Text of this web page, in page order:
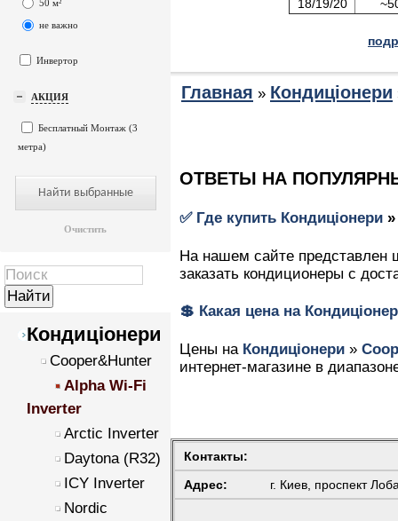
50 м²
не важно
Инвертор
АКЦИЯ
Бесплатный Монтаж (3
метра)
Очистить
Кондиціонери
Cooper&Hunter
Alpha Wi-Fi
Inverter
Arctic Inverter
Daytona (R32)
ICY Inverter
Nordic
18/19/20
Главная » Кондиціонери
ОТВЕТЫ НА
✅ Где купить Кондиціонери
На нашем сайте представлен
заказать кондиционеры с
💲 Какая цена на
Цены на Кондиціонери »
интернет-магазине в
Контакты:
Адрес:
г. Киев, проспект